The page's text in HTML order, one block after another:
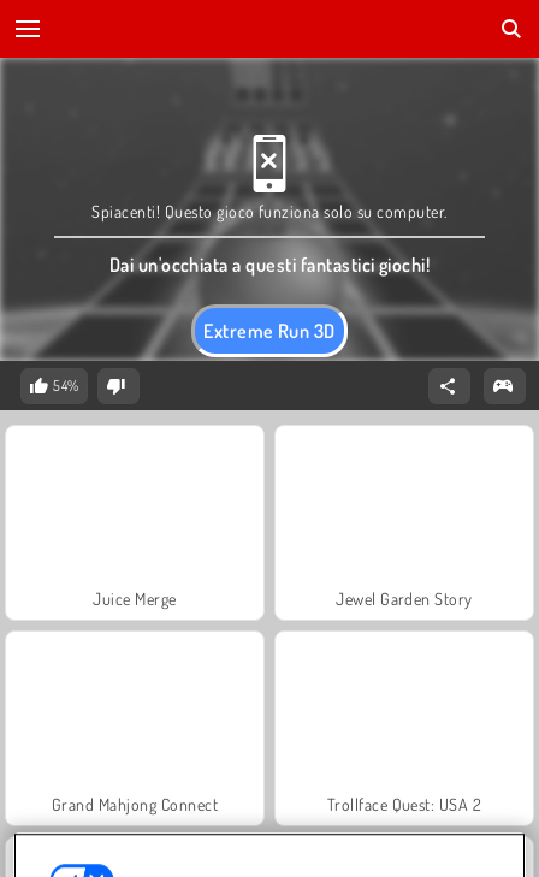
Extreme Run 3D
Spiacenti! Questo gioco funziona solo su computer.
Dai un'occhiata a questi fantastici giochi!
54%
Juice Merge Jewel Garden Story
Grand Mahjong Connect Trollface Quest: USA 2